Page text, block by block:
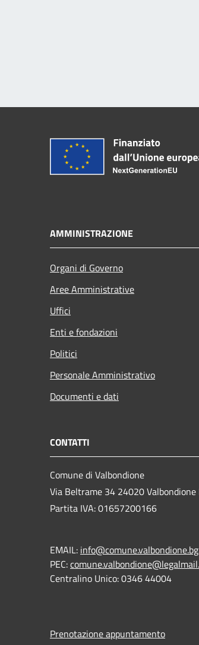
AMMINISTRAZIONE
Organi di Governo
Aree Amministrative
Uffici
Enti e fondazioni
Politici
Personale Amministrativo
Documenti e dati
CONTATTI
Comune di Valbondione
Via Beltrame 34 24020
Partita IVA: 01657200166
EMAIL:
PEC:
Centralino Unico: 0346 44004
Prenotazione appuntamento